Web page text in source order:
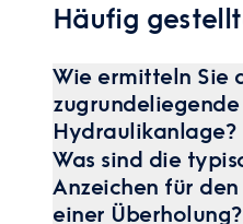
Häufig
Wie ermitteln Sie
Hydraulikanlage?
Wir beginnen mit einer
Diagnose, die eine
Leistungsanalyse und
Diagnosewerkzeuge
Was sind die
Anzeichen für
einer Überholung?